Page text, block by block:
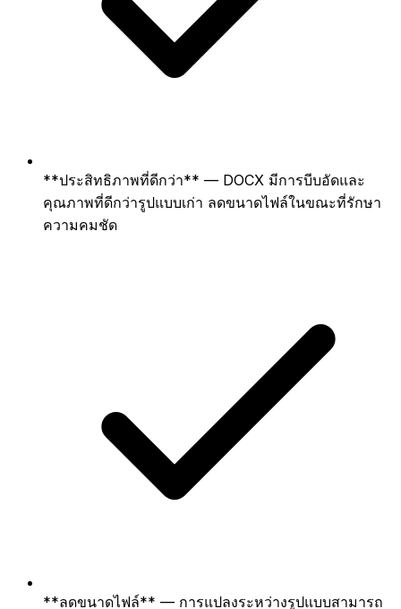
**ประสิทธิภาพที่ดีกว่า** — DOCX มีการบีบอัดและ
คุณภาพที่ดีกว่ารูปแบบเก่า ลดขนาดไฟล์ในขณะที่รักษา
ความคมชัด
**ลดขนาดไฟล์** — การแปลงระหว่างรูปแบบสามารถ